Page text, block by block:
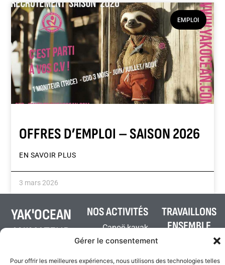
Gérer le consentement
Pour offrir les meilleures expériences, nous utilisons des technologies telles
EMPLOI
OFFRES D’EMPLOI – SAISON 2026
EN SAVOIR PLUS
3 mars 2026
YAK'OCEAN
ANIMATEUR
NOS ACTIVITÉS
Canoë-kayak
Stand-up paddle
TRAVAILLONS
ENSEMBLE
+33 (0)6 08 95